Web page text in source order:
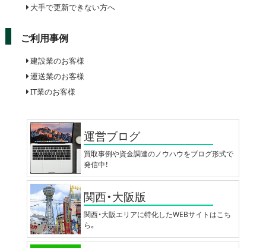
大手で更新できない方へ
ご利用事例
建設業のお客様
運送業のお客様
IT業のお客様
運営ブログ
買取事例や資金調達のノウハウをブログ形式で
発信中！
関西・大阪版
関西・大阪エリアに特化したWEBサイトはこち
ら。